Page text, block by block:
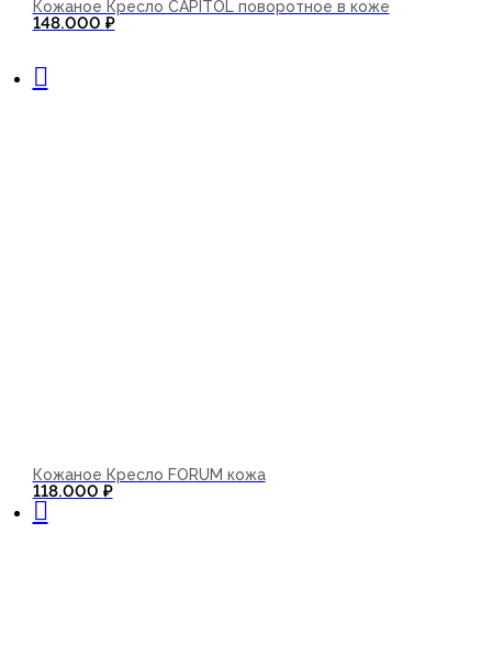
Кожаное Кресло CAPITOL поворотное в коже
148.000 ₽
Кожаное Кресло FORUM кожа
118.000 ₽